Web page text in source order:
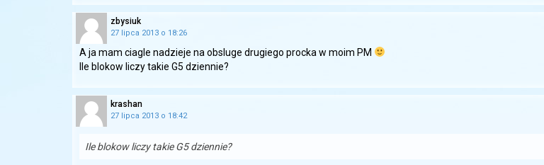
zbysiuk
27 lipca 2013 o 18:26
A ja mam ciagle nadzieje na obsluge drugiego procka w moim PM
Ile blokow liczy takie G5 dziennie?
krashan
27 lipca 2013 o 18:42
Ile blokow liczy takie G5 dziennie?